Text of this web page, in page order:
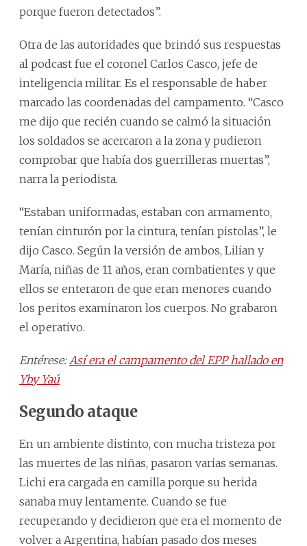
porque fueron detectados”.
Otra de las autoridades que brindó sus respuestas
al podcast fue el coronel Carlos Casco, jefe de
inteligencia militar. Es el responsable de haber
marcado las coordenadas del campamento. “Casco
me dijo que recién cuando se calmó la situación
los soldados se acercaron a la zona y pudieron
comprobar que había dos guerrilleras muertas”,
narra la periodista.
“Estaban uniformadas, estaban con armamento,
tenían cinturón por la cintura, tenían pistolas”, le
dijo Casco. Según la versión de ambos, Lilian y
María, niñas de 11 años, eran combatientes y que
ellos se enteraron de que eran menores cuando
los peritos examinaron los cuerpos. No grabaron
el operativo.
Entérese: Así era el campamento del EPP hallado en
Yby Yaú
Segundo ataque
En un ambiente distinto, con mucha tristeza por
las muertes de las niñas, pasaron varias semanas.
Lichi era cargada en camilla porque su herida
sanaba muy lentamente. Cuando se fue
recuperando y decidieron que era el momento de
volver a Argentina, habían pasado dos meses